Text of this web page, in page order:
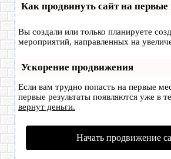
Как продвинуть сайт на первые
Вы создали или только планируете
мероприятий, направленных на
Ускорение продвижения
Если вам трудно попасть на первые
первые результаты появляются уже в
вернут деньги.
Начать продвижение